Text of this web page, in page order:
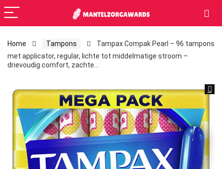
Home Tampons
Tampax Compak Pearl – 96 tampons
met applicator, regular, lichte tot middelmatige stroom –
drievoudig comfort, zachte…